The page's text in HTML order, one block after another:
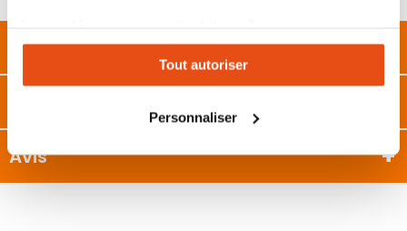
expérience personnalisée sur notre site. Vous pouvez
changer votre choix à n'importe quel moment. Refuser
tous les cookies peut limiter certaines fonctionnalités.
Tout autoriser
Personnaliser
Description
Avis